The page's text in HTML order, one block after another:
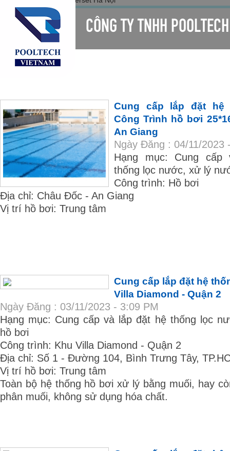
CÔNG TY TNHH
TRANG CHỦ GIỚI THIỆU
SẢN PHẨM
LIÊN HỆ
Cung cấp lắp đặt
Công Trình hồ bơi
An Giang
Ngày Đăng : 04/11/2023
Hạng mục: Cung
thống lọc nước, xử lý
Công trình: Hồ bơi
Địa chỉ: Châu Đốc - An Giang
Vị trí hồ bơi: Trung tâm
Cung cấp lắp đặt hệ
Villa Diamond - Quận 2
Ngày Đăng : 03/11/2023 - 3:09 PM
Hạng mục: Cung cấp và lắp đặt hệ thống lọc
hồ bơi
Công trình: Khu Villa Diamond - Quận 2
Địa chỉ: Số 1 - Đường 104, Bình Trưng Tây,
Vị trí hồ bơi: Trung tâm
Toàn bộ hệ thống hồ bơi xử lý bằng muối, hay
phân muối, không sử dụng hóa chất.